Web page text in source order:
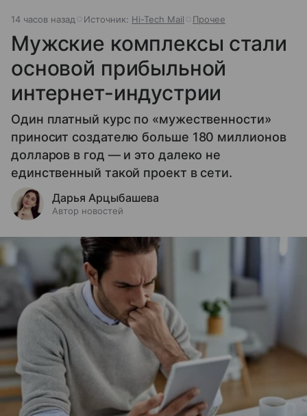
14 часов назад Источник: Hi-Tech Mail Прочее
Мужские комплексы стали
основой прибыльной
интернет-индустрии
Один платный курс по «мужественности»
приносит создателю больше 180 миллионов
долларов в год — и это далеко не
единственный такой проект в сети.
Дарья Арцыбашева
Автор новостей